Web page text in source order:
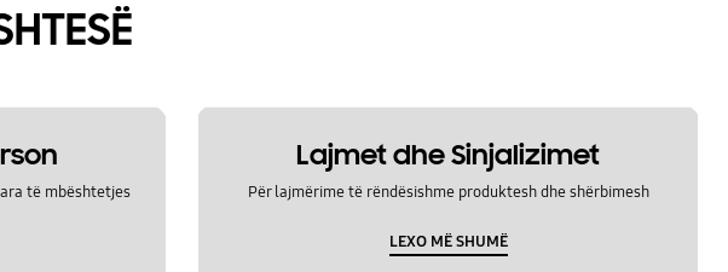
të mbështetjes
Lajmet dhe Sinjalizimet
Për lajmërime të rëndësishme produktesh dhe shërbimesh
LEXO MË SHUMË